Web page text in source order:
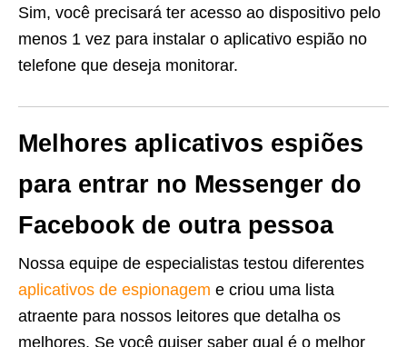
Sim, você precisará ter acesso ao dispositivo pelo
menos 1 vez para instalar o aplicativo espião no
telefone que deseja monitorar.
Melhores aplicativos espiões
para entrar no Messenger do
Facebook de outra pessoa
Nossa equipe de especialistas testou diferentes
aplicativos de espionagem e criou uma lista
atraente para nossos leitores que detalha os
melhores. Se você quiser saber qual é o melhor